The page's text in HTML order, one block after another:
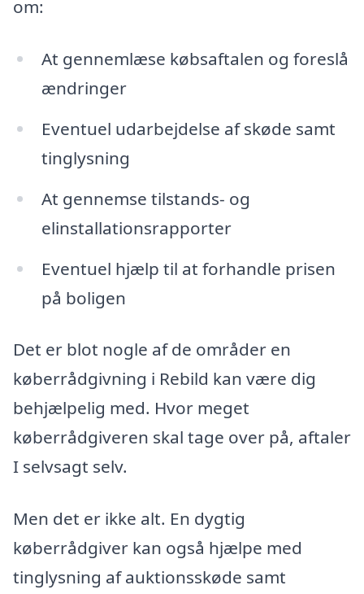
om:
At gennemlæse købsaftalen og foreslå
ændringer
Eventuel udarbejdelse af skøde samt
tinglysning
At gennemse tilstands- og
elinstallationsrapporter
Eventuel hjælp til at forhandle prisen
på boligen
Det er blot nogle af de områder en
køberrådgivning i Rebild kan være dig
behjælpelig med. Hvor meget
køberrådgiveren skal tage over på, aftaler
I selvsagt selv.
Men det er ikke alt. En dygtig
køberrådgiver kan også hjælpe med
tinglysning af auktionsskøde samt